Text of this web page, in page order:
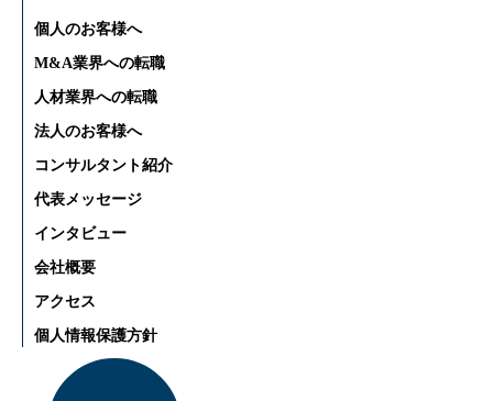
個人のお客様へ
M&A業界への転職
人材業界への転職
法人のお客様へ
コンサルタント紹介
代表メッセージ
インタビュー
会社概要
アクセス
個人情報保護方針